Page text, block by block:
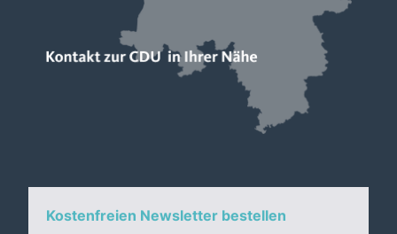
Kostenfreien Newsletter bestellen